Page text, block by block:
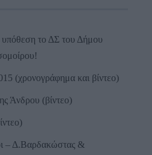
το ΔΣ του Δήμου
(χρονογράφημα και βίντεο)
Άνδρου (βίντεο)
– Δ.Βαρδακώστας &